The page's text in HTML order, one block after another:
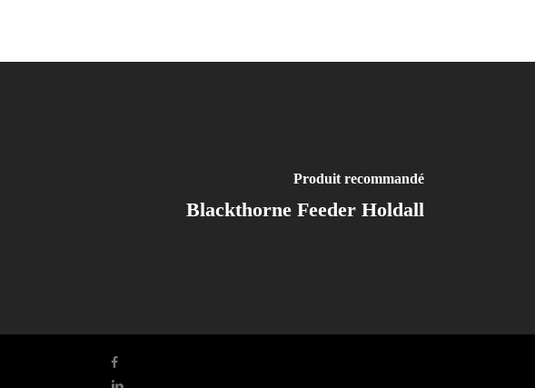
Produit recommandé
Blackthorne Feeder Holdall
facebook